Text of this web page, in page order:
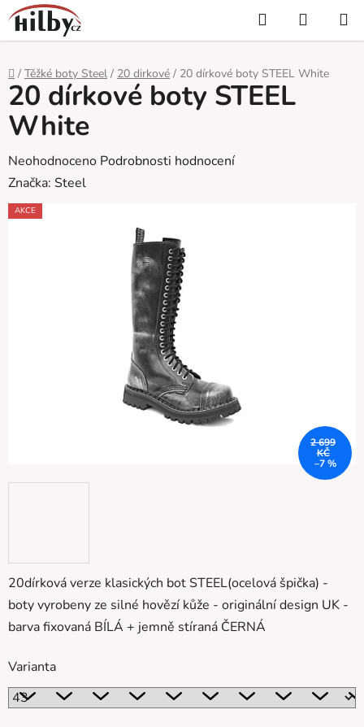
Přejít
na
obsah
Hledat
KOŠÍK
Domů
/ Těžké boty Steel / 20 dirkové / 20 dírkové boty STEEL White
20dírková verze klasických bot STEEL(ocelová špička) -
boty vyrobeny ze silné hovězí kůže - originální design UK -
barva fixovaná BÍLÁ + jemně stíraná ČERNÁ
Varianta
20 dírkové boty STEEL
White
Průměrné
hodnocení
produktu
Neohodnoceno Podrobnosti hodnocení
Značka: Steel
AKCE
2 699
KČ
–7 %